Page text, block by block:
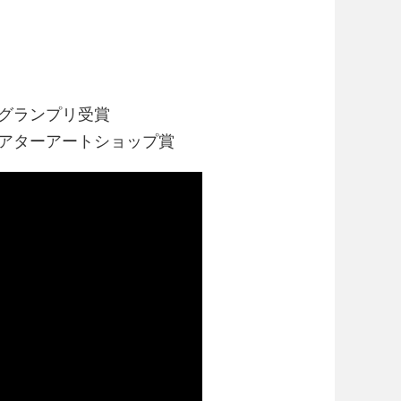
ランプリ受賞
ターアートショップ賞